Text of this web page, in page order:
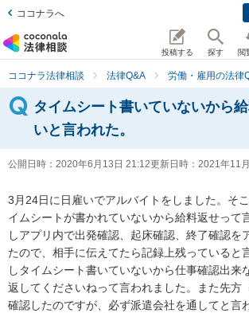
ココナラへ
投稿する 探す 閲
ココナラ法律相談 法律Q&A 労働・雇用の法律
タイムシート書いていないから
いと言われた。
公開日時： 2020年6月13日 21:12更新日時： 2021年11
3月24日に日雇いでアルバイトをしました。そ
イムシートが書かれていないから給料返せって
しアプリ内で出発確認、起床確認、終了確認を
たので、相手に伝えてたら記録上残っていると
しタイムシート書いていないから仕事確認出来
返してくださいねって言われました。また先方
確認したのですが、必ず派遣会社を通してと言